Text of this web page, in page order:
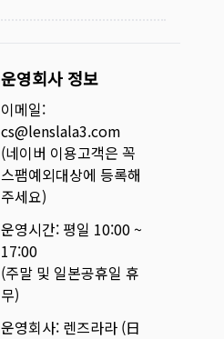
운영회사 정보
이메일:
cs@lenslala3.com
(네이버 이용고객은 꼭
스팸예외대상에 등록해
주세요)
운영시간: 평일 10:00 ~
17:00
(주말 및 일본공휴일 휴
무)
운영회사: 렌즈라라 (日